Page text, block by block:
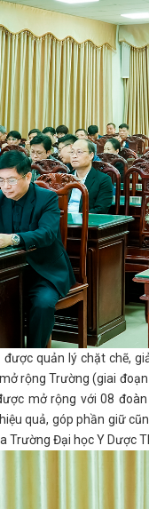
quản lý chặt chẽ,
rộng Trường (giai
mở rộng với 08
quả, góp phần giữ
Trường Đại học Y Dược